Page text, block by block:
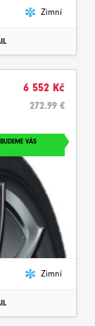
Zimní
6 552 Kč
272.99 €
VÁS
Zimní